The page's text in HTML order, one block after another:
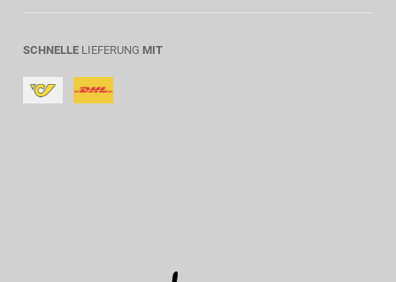
SCHNELLE LIEFERUNG MIT